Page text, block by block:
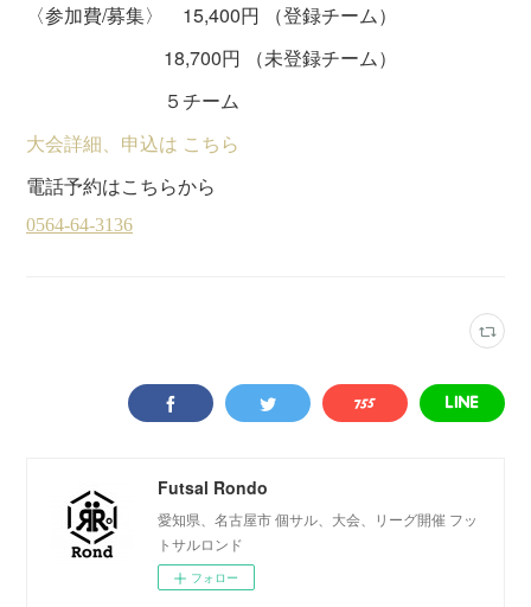
〈参加費/募集〉 15,400円 （登録チーム）
18,700円 （未登録チーム）
５チーム
大会詳細、申込は こちら
電話予約はこちらから
Futsal Rondo
愛知県、名古屋市 個サル、大会、リーグ開催 フッ
トサルロンド
フォロー